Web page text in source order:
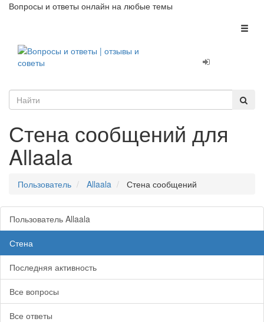
Вопросы и ответы онлайн на любые темы
Стена сообщений для
Allaala
Пользователь Allaala Стена сообщений
Пользователь Allaala
Стена
Последняя активность
Все вопросы
Все ответы